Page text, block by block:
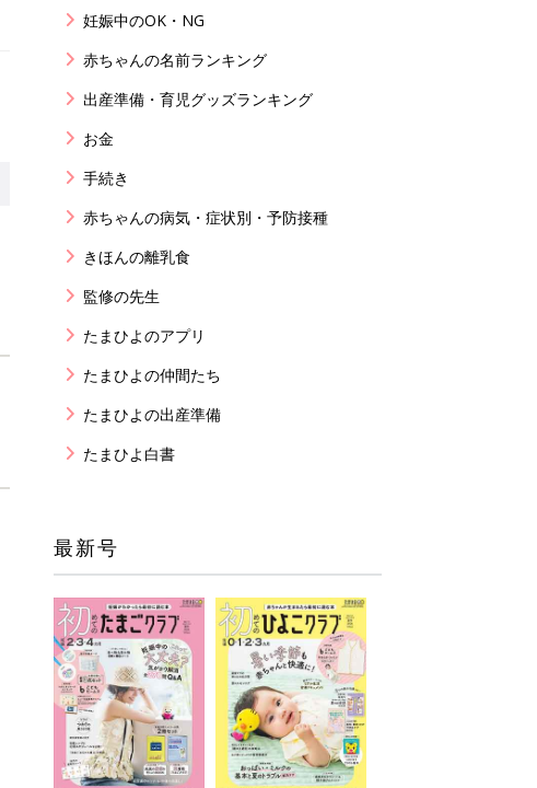
妊娠中のOK・NG
赤ちゃんの名前ランキング
出産準備・育児グッズランキング
お金
手続き
赤ちゃんの病気・症状別・予防接種
きほんの離乳食
監修の先生
たまひよのアプリ
たまひよの仲間たち
たまひよの出産準備
たまひよ白書
最新号